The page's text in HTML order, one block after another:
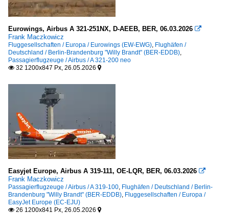
Eurowings, Airbus A 321-251NX, D-AEEB, BER, 06.03.2026 
Frank Maczkowicz
Fluggesellschaften / Europa / Eurowings (EW-EWG) Flughäfen /
Deutschland / Berlin-Brandenburg "Willy Brandt" (BER-EDDB)
Passagierflugzeuge / Airbus / A 321-200 neo
 32 1200x847 Px, 26.05.2026 
Easyjet Europe, Airbus A 319-111, OE-LQR, BER, 06.03.2026 
Frank Maczkowicz
Passagierflugzeuge / Airbus / A 319-100 Flughäfen / Deutschland / Berlin-
Brandenburg "Willy Brandt" (BER-EDDB) Fluggesellschaften / Europa /
EasyJet Europe (EC-EJU)
 26 1200x841 Px, 26.05.2026 